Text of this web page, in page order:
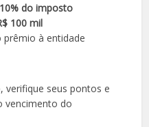
10% do imposto
100 mil
prêmio à entidade
verifique seus pontos e
vencimento do